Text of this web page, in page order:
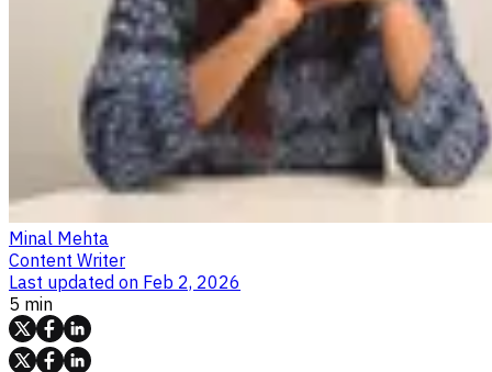
Minal Mehta
Content Writer
Last updated on Feb 2, 2026
5 min